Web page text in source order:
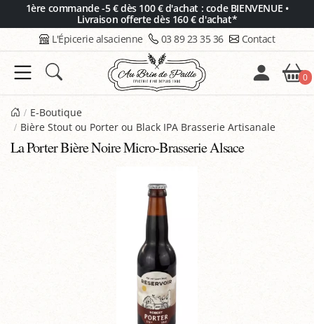
1ère commande -5 € dès 100 € d'achat : code BIENVENUE •
Livraison offerte dès 160 € d'achat*
L'Épicerie alsacienne 03 89 23 35 36 Contact
0
E-Boutique
Bière Stout ou Porter ou Black IPA Brasserie Artisanale
La Porter Bière Noire Micro-Brasserie Alsace
Panneau de gestion des cookies